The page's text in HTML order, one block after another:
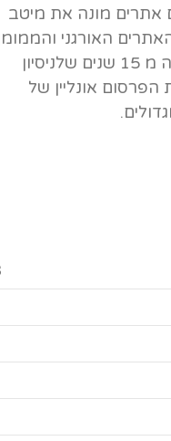
אתרים מונה את מיטב
האורגני
בישראל ובחו”ל. למעלה מ 15 שנים שלניסיון
אונליין של